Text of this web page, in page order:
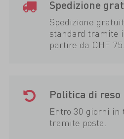
Spedizione
Spedizione
standard tramite
partire da CHF
Politica di reso
Entro 30 giorni
tramite posta.